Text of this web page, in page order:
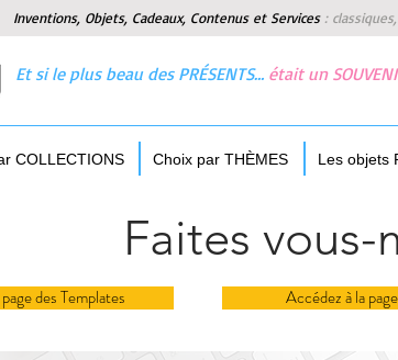
Inventions, Objets, Cadeaux, Contenus et Services :
Et si le plus beau des PRÉSENTS… était un
COLLECTIONS Choix par THÈMES Les objets
Faites vous-
des Templates Accédez à la